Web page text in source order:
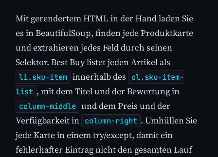
Mit gerendertem HTML in der Hand laden Sie
es in BeautifulSoup, finden jede Produktkarte
und extrahieren jedes Feld durch seinen
Selektor. Best Buy listet jeden Artikel als
li.sku-item innerhalb des
ol.sku-item-
list , mit dem Titel und der Bewertung in
column-middle und dem Preis und der
Verfügbarkeit in column-right . Umhüllen Sie
jede Karte in einem try/except, damit ein
fehlerhafter Eintrag nicht den gesamten Lauf